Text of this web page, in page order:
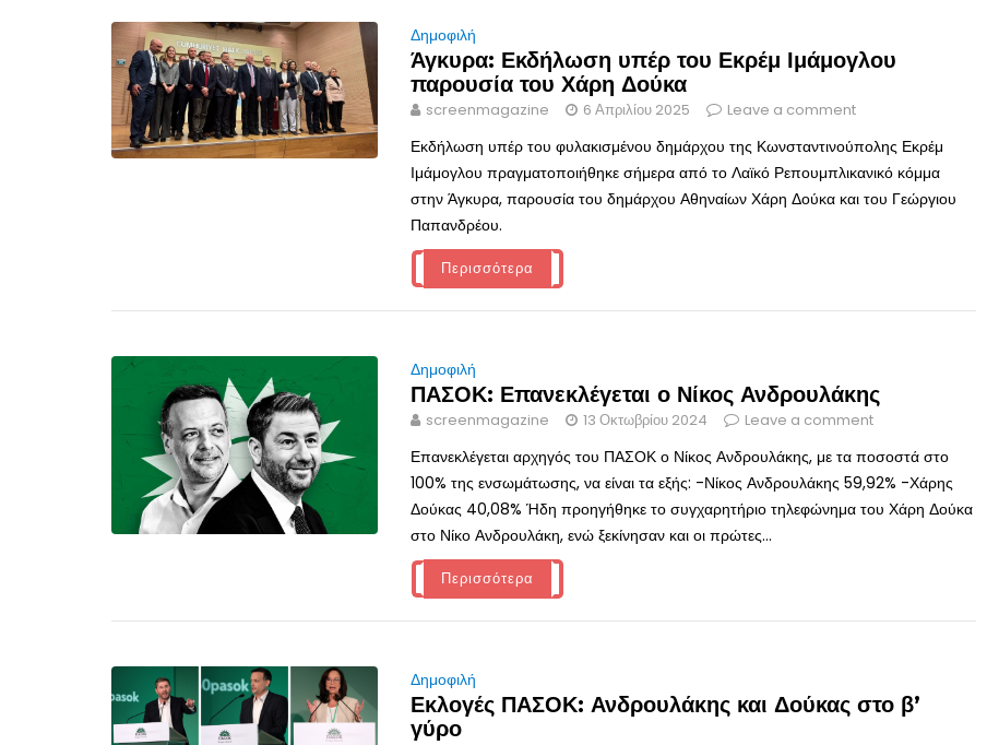
Δημοφιλή
Άγκυρα: Εκδήλωση υπέρ του Εκρέμ Ιμάμογλου
παρουσία του Χάρη Δούκα
screenmagazine 6 Απριλίου 2025 Leave a comment
Εκδήλωση υπέρ του φυλακισμένου δημάρχου της Κωνσταντινούπολης Εκρέμ
Ιμάμογλου πραγματοποιήθηκε σήμερα από το Λαϊκό Ρεπουμπλικανικό κόμμα
στην Άγκυρα, παρουσία του δημάρχου Αθηναίων Χάρη Δούκα και του Γεώργιου
Παπανδρέου.
Περισσότερα
Δημοφιλή
ΠΑΣΟΚ: Επανεκλέγεται ο Νίκος Ανδρουλάκης
screenmagazine 13 Οκτωβρίου 2024 Leave a comment
Επανεκλέγεται αρχηγός του ΠΑΣΟΚ ο Νίκος Ανδρουλάκης, με τα ποσοστά στο
100% της ενσωμάτωσης, να είναι τα εξής: -Νίκος Ανδρουλάκης 59,92% -Χάρης
Δούκας 40,08% Ήδη προηγήθηκε το συγχαρητήριο τηλεφώνημα του Χάρη Δούκα
στο Νίκο Ανδρουλάκη, ενώ ξεκίνησαν και οι πρώτες...
Περισσότερα
Δημοφιλή
Εκλογές ΠΑΣΟΚ: Ανδρουλάκης και Δούκας στο β’
γύρο